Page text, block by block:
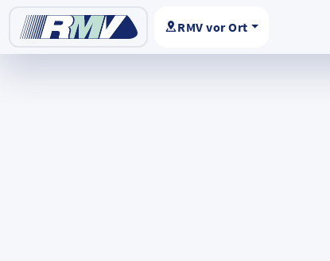
RMV vor Ort